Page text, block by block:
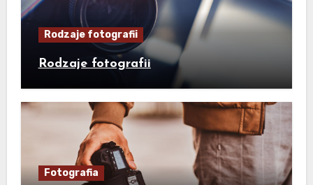
Rodzaje fotografii
Rodzaje fotografii
Fotografia